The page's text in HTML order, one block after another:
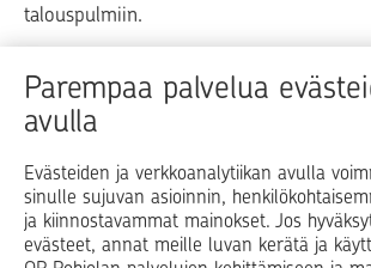
Parempaa palvelua
avulla
Evästeiden ja verkkoanalytiikan avulla
sinulle sujuvan asioinnin,
ja kiinnostavammat mainokset. Jos
evästeet, annat meille luvan kerätä ja
talouspulmiin.
Raha Elämä
Blogit ja puheenvuorot
Op.fi OP Koti Pohjola
Facebook
X LinkedInInstagram